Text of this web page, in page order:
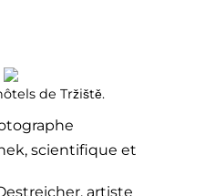
de Tržiště.
scientifique et
artiste